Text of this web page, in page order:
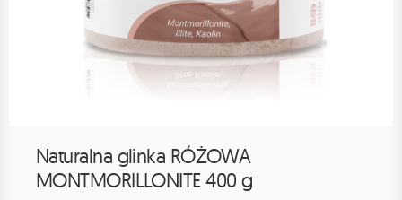
Naturalna glinka RÓŻOWA
MONTMORILLONITE 400 g